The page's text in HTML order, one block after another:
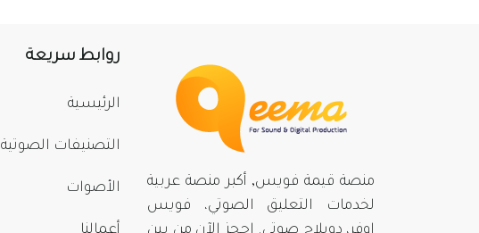
منصة قيمة فويس, أكبر منصة عربية
لخدمات التعليق الصوتي، فويس
روابط سريعة
الرئيسية
التصنيفات الصوتية
الأصوات